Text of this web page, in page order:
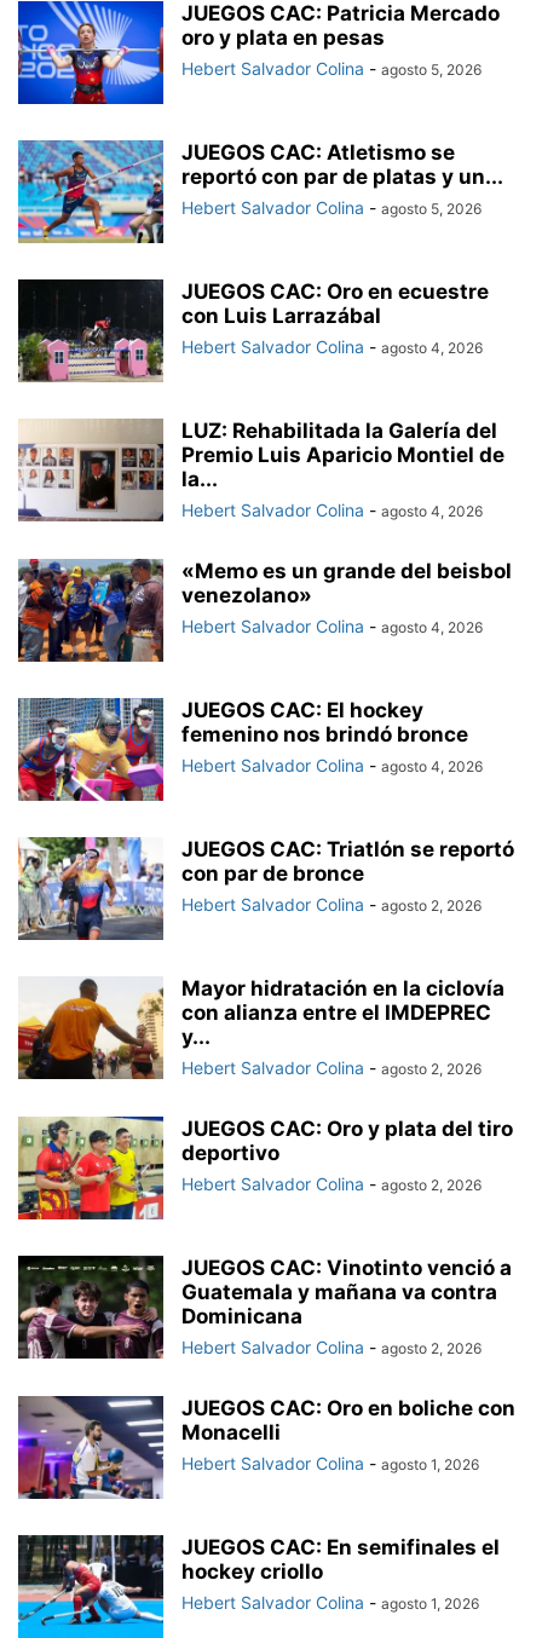
JUEGOS CAC: Patricia Mercado
oro y plata en pesas
Hebert Salvador Colina - agosto 5, 2026
JUEGOS CAC: Atletismo se
reportó con par de platas y un...
Hebert Salvador Colina - agosto 5, 2026
JUEGOS CAC: Oro en ecuestre
con Luis Larrazábal
Hebert Salvador Colina - agosto 4, 2026
LUZ: Rehabilitada la Galería del
Premio Luis Aparicio Montiel de
la...
Hebert Salvador Colina - agosto 4, 2026
«Memo es un grande del beisbol
venezolano»
Hebert Salvador Colina - agosto 4, 2026
JUEGOS CAC: El hockey
femenino nos brindó bronce
Hebert Salvador Colina - agosto 4, 2026
JUEGOS CAC: Triatlón se reportó
con par de bronce
Hebert Salvador Colina - agosto 2, 2026
Mayor hidratación en la ciclovía
con alianza entre el IMDEPREC
y...
Hebert Salvador Colina - agosto 2, 2026
JUEGOS CAC: Oro y plata del tiro
deportivo
Hebert Salvador Colina - agosto 2, 2026
JUEGOS CAC: Vinotinto venció a
Guatemala y mañana va contra
Dominicana
Hebert Salvador Colina - agosto 2, 2026
JUEGOS CAC: Oro en boliche con
Monacelli
Hebert Salvador Colina - agosto 1, 2026
JUEGOS CAC: En semifinales el
hockey criollo
Hebert Salvador Colina - agosto 1, 2026